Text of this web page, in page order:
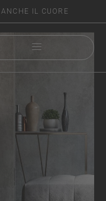
IL CUORE